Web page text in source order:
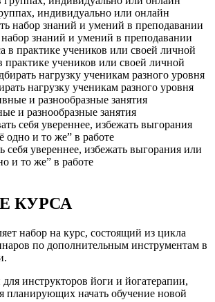
индивидуально или онлайн
знаний и умений в преподавании
практике учеников или своей личной
нагрузку ученикам разного уровня
и разнообразные занятия
себя увереннее, избежать выгорания или
и то же” в работе
КУРСА
набор на курс, состоящий из цикла
по дополнительным инструментам в
инструкторов йоги и йогатерапии,
планирующих начать обучение новой